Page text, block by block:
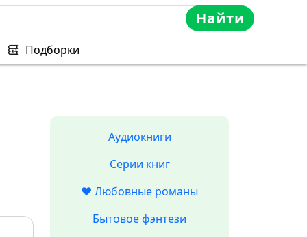
Найти
Подборки
Аудиокниги
Серии книг
❤️ Любовные романы
Бытовое фэнтези